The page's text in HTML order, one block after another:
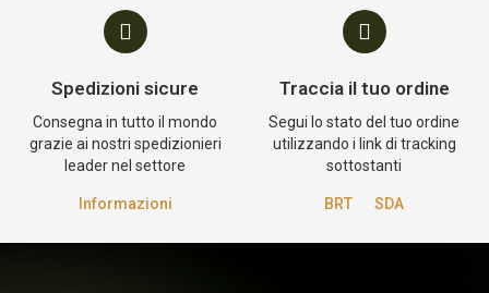
Spedizioni sicure
Consegna in tutto il mondo
grazie ai nostri spedizionieri
leader nel settore
Informazioni
Traccia il tuo ordine
Segui lo stato del tuo ordine
utilizzando i link di tracking
sottostanti
BRT SDA